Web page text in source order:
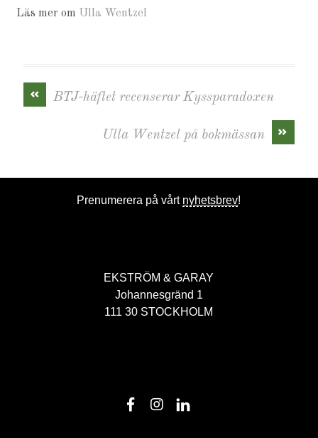
Läs mer om Ulla Wentzel
« BTJ-häftet recenserar Kyssparadoxen
»
Ulla Wentzel på bokmässan
Prenumerera på vårt nyhetsbrev!
EKSTRÖM & GARAY
Johannesgränd 1
111 30 STOCKHOLM